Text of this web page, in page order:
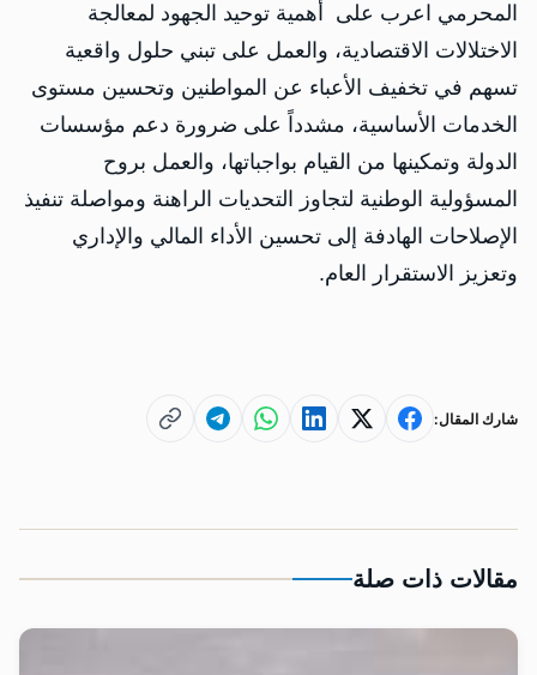
المحرمي اعرب على أهمية توحيد الجهود لمعالجة
الاختلالات الاقتصادية، والعمل على تبني حلول واقعية
تسهم في تخفيف الأعباء عن المواطنين وتحسين مستوى
الخدمات الأساسية، مشدداً على ضرورة دعم مؤسسات
الدولة وتمكينها من القيام بواجباتها، والعمل بروح
المسؤولية الوطنية لتجاوز التحديات الراهنة ومواصلة تنفيذ
الإصلاحات الهادفة إلى تحسين الأداء المالي والإداري
وتعزيز الاستقرار العام.
شارك المقال:
مقالات ذات صلة